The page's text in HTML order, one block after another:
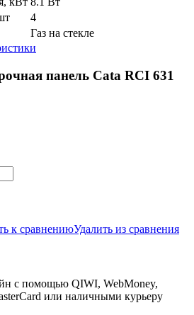
4
Газ на стекле
панель Cata RCI 631
к сравнениюУдалить из сравнения
с помощью QIWI, WebMoney,
или наличными курьеру